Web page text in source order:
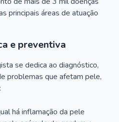
principais áreas de atuação
e preventiva
se dedica ao diagnóstico,
problemas que afetam pele,
há inflamação da pele